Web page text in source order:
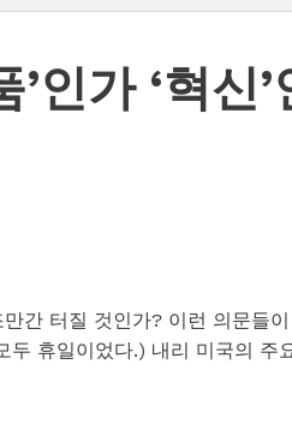
인가 ‘혁신’
간 터질 것인가? 이런 의문들
휴일이었다.) 내리 미국의 주